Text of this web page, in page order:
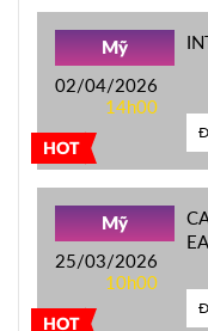
HOT
Mỹ
02/04/2026
14h00
HOT
Mỹ
25/03/2026
10h00